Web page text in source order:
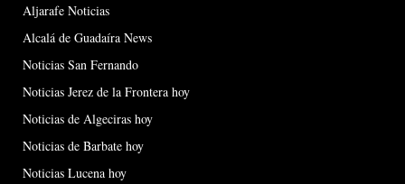
Aljarafe Noticias
Alcalá de Guadaíra News
Noticias San Fernando
Noticias Jerez de la Frontera hoy
Noticias de Algeciras hoy
Noticias de Barbate hoy
Noticias Lucena hoy